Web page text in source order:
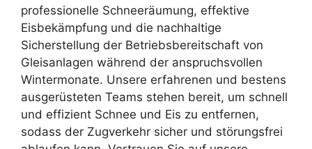
professionelle Schneeräumung, effektive
Eisbekämpfung und die nachhaltige
Sicherstellung der Betriebsbereitschaft von
Gleisanlagen während der anspruchsvollen
Wintermonate. Unsere erfahrenen und bestens
ausgerüsteten Teams stehen bereit, um schnell
und effizient Schnee und Eis zu entfernen,
sodass der Zugverkehr sicher und störungsfrei